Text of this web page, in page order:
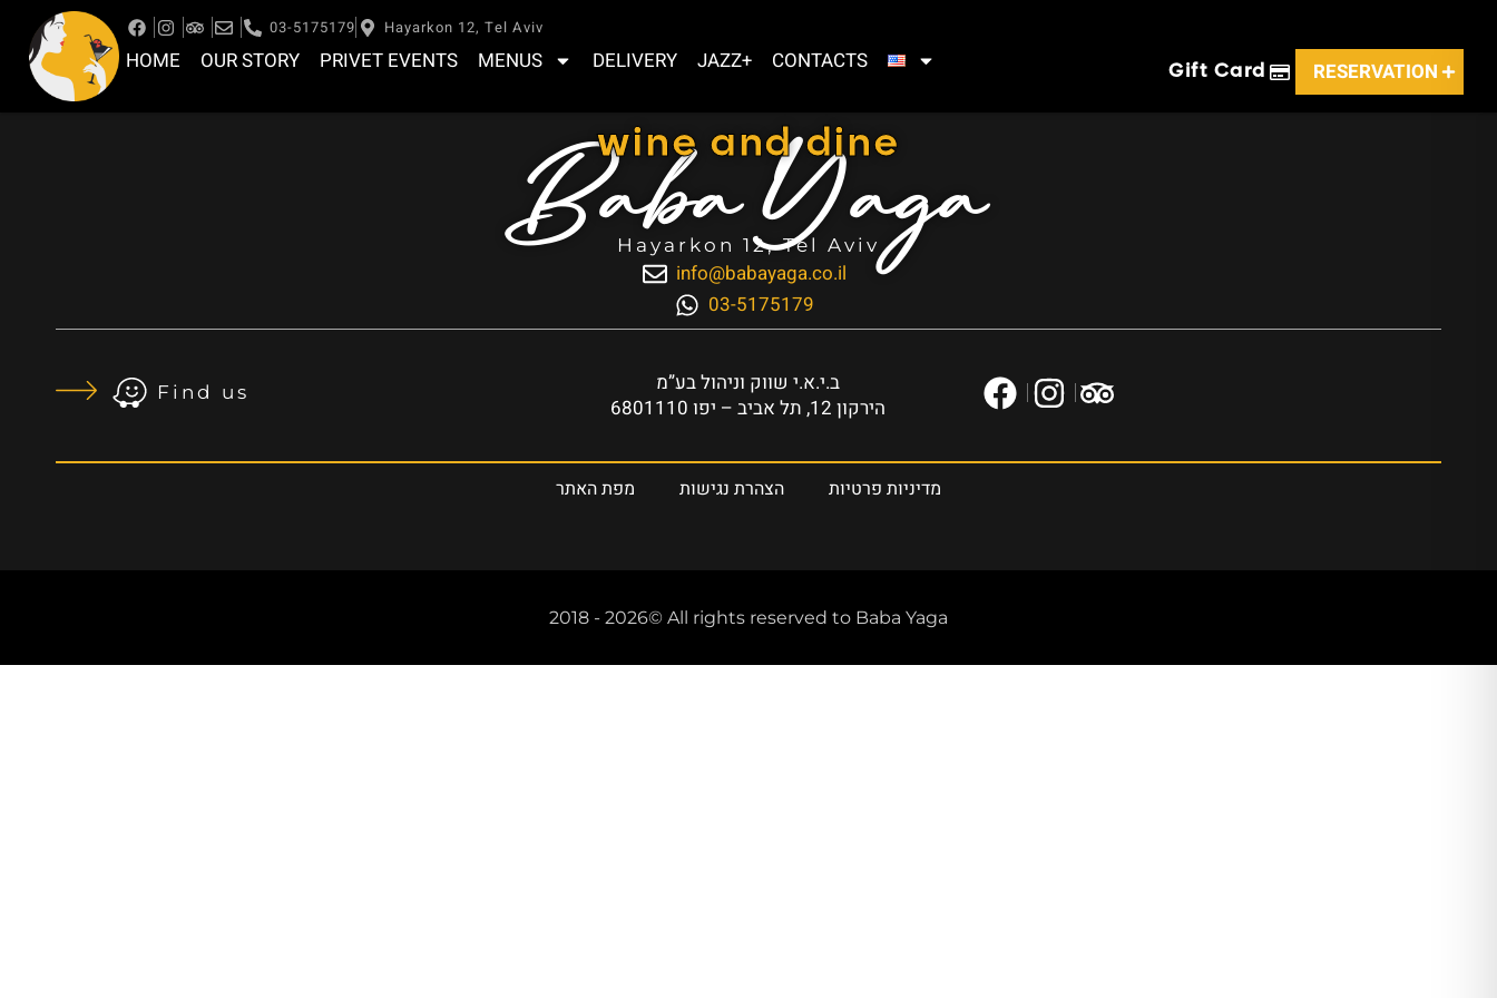
03-5175179 Hayarkon 12, Tel Aviv
HOME OUR STORY PRIVET EVENTS MENUS DELIVERY JAZZ+ CONTACTS Gift Card RESERVATION
wine and dine
Baba Yaga
Hayarkon 12, Tel Aviv
info@babayaga.co.il
03-5175179
Find us
ב.י.א.י שווק וניהול בע”מ
הירקון 12, תל אביב – יפו 6801110
מפת האתר הצהרת נגישות מדיניות פרטיות
2018 - 2026© All rights reserved to Baba Yaga